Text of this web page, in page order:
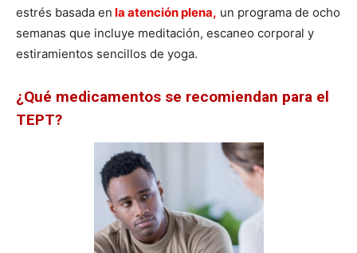
estrés basada en la atención plena, un programa de ocho
semanas que incluye meditación, escaneo corporal y
estiramientos sencillos de yoga.
¿Qué medicamentos se recomiendan para el
TEPT?